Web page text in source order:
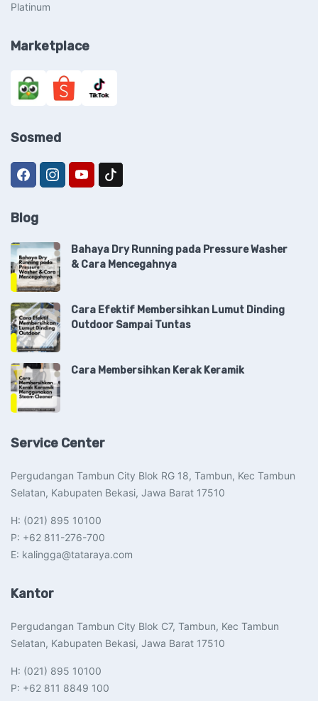
Platinum
Marketplace
Sosmed
Blog
Bahaya Dry Running pada Pressure Washer
& Cara Mencegahnya
Cara Efektif Membersihkan Lumut Dinding
Outdoor Sampai Tuntas
Cara Membersihkan Kerak Keramik
Service Center
Pergudangan Tambun City Blok RG 18, Tambun, Kec Tambun
Selatan, Kabupaten Bekasi, Jawa Barat 17510​
H: (021) 895 10100
P: +62 811-276-700
E: kalingga@tataraya.com
Kantor
Pergudangan Tambun City Blok C7, Tambun, Kec Tambun
Selatan, Kabupaten Bekasi, Jawa Barat 17510​
H: (021) 895 10100
P: +62 811 8849 100